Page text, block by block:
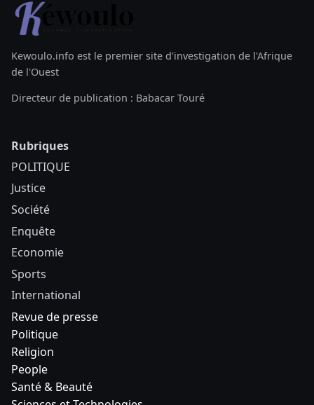
Kewoulo.info est le premier site d'investigation de l'Afrique
de l'Ouest
Directeur de publication : Babacar Touré
Rubriques
POLITIQUE
Justice
Société
Enquête
Economie
Sports
International
Revue de presse
Politique
Religion
People
Santé & Beauté